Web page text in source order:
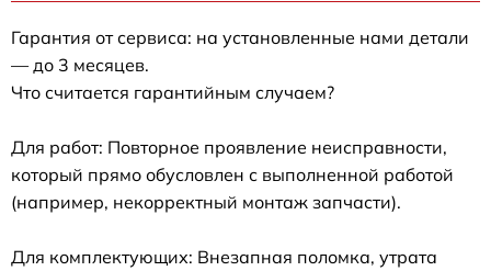
Гарантия от сервиса: на установленные нами детали
— до 3 месяцев.
Что считается гарантийным случаем?
Для работ: Повторное проявление неисправности,
который прямо обусловлен с выполненной работой
(например, некорректный монтаж запчасти).
Для комплектующих: Внезапная поломка, утрата